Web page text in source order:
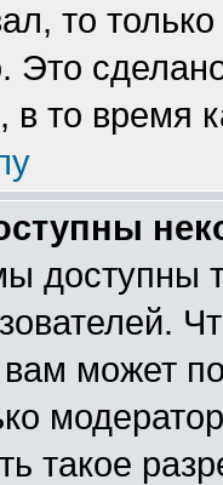
то
Это
в то время
доступны
может
такое